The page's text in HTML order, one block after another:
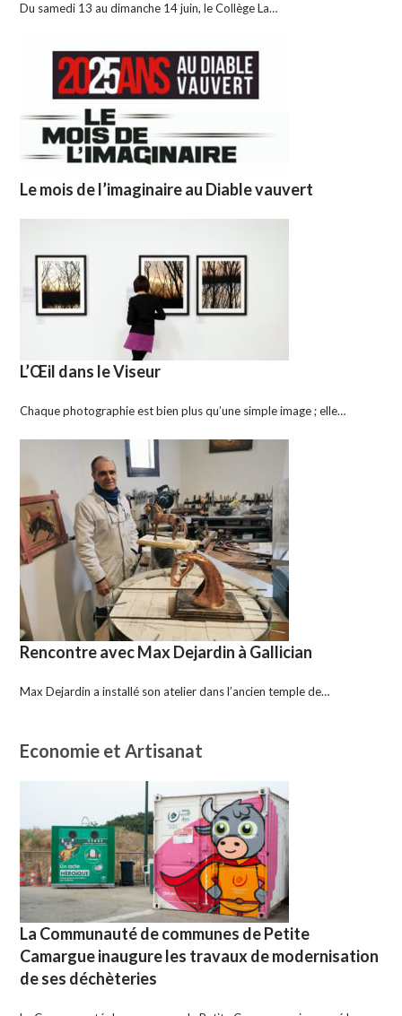
Du samedi 13 au dimanche 14 juin, le Collège La…
Le mois de l’imaginaire au Diable vauvert
L’Œil dans le Viseur
Chaque photographie est bien plus qu’une simple image ; elle…
Rencontre avec Max Dejardin à Gallician
Max Dejardin a installé son atelier dans l’ancien temple de…
Economie et Artisanat
La Communauté de communes de Petite
Camargue inaugure les travaux de modernisation
de ses déchèteries